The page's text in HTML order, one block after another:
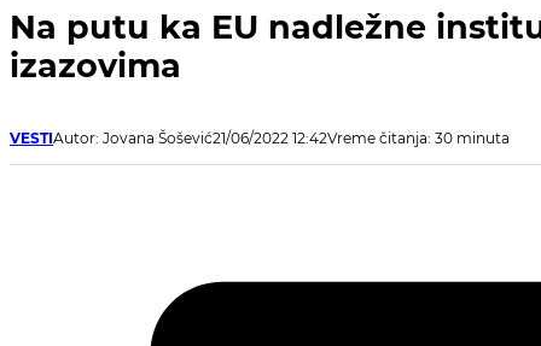
Na putu ka EU nadležne
izazovima
VESTIAutor: Jovana Šošević21/06/2022 12:42Vreme čitanja: 30 minuta